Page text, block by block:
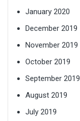
January 2020
December 2019
November 2019
October 2019
September 2019
August 2019
July 2019